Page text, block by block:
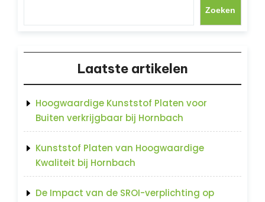
Zoeken
Laatste artikelen
Hoogwaardige Kunststof Platen voor
Buiten verkrijgbaar bij Hornbach
Kunststof Platen van Hoogwaardige
Kwaliteit bij Hornbach
De Impact van de SROI-verplichting op